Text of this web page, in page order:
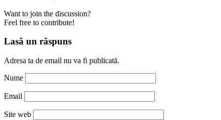
Want to join the discussion?
Feel free to contribute!
Lasă un răspuns
Adresa ta de email nu va fi publicată.
Nume
Email
Site web